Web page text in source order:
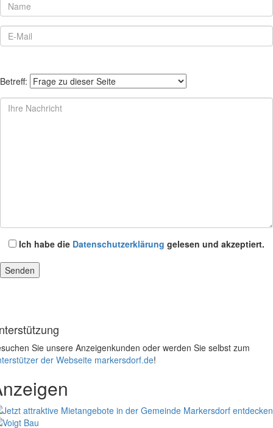
Betreff:
Ich habe die Datenschutzerklärung gelesen und akzeptiert.
Sie unsere Anzeigenkunden oder werden Sie selbst zum
der Webseite markersdorf.de!